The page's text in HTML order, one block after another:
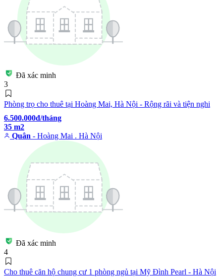
Đã xác minh
3
Phòng trọ cho thuê tại Hoàng Mai, Hà Nội - Rộng rãi và tiện nghi
6.500.000đ/tháng
35 m2
Quân - Hoàng Mai . Hà Nội
Đã xác minh
4
Cho thuê căn hộ chung cư 1 phòng ngủ tại Mỹ Đình Pearl - Hà Nội